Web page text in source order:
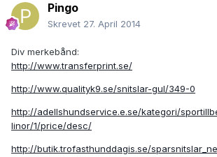
Pingo
Skrevet 27. April 2014
Div merkebånd:
http://www.transferprint.se/
http://www.qualityk9.se/snitslar-gul/349-0
http://adellshundservice.e.se/kategori/
linor/1/price/desc/
http://butik.trofasthunddagis.se/